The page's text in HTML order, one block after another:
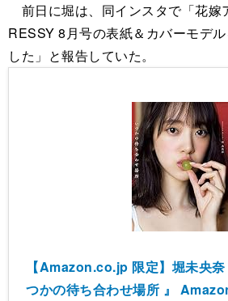
前日に堀は、同インスタで「花嫁
RESSY 8月号の表紙＆カバーモデ
した」と報告していた。
【Amazon.co.jp 限定】堀未央
つかの待ち合わせ場所 』